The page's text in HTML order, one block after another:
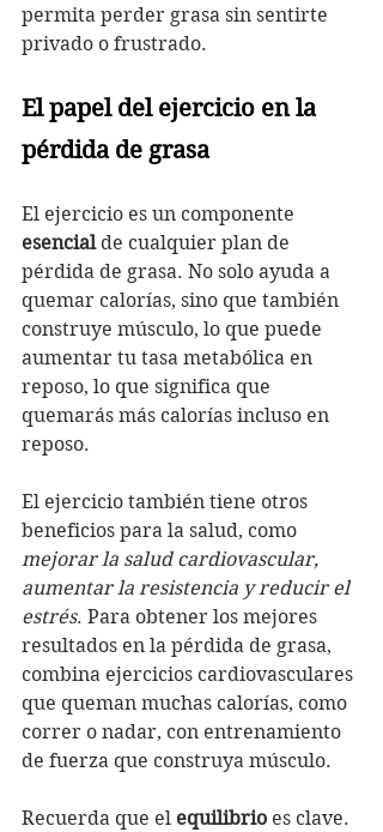
permita perder grasa sin sentirte
privado o frustrado.
El papel del ejercicio en la
pérdida de grasa
El ejercicio es un componente
esencial de cualquier plan de
pérdida de grasa. No solo ayuda a
quemar calorías, sino que también
construye músculo, lo que puede
aumentar tu tasa metabólica en
reposo, lo que significa que
quemarás más calorías incluso en
reposo.
El ejercicio también tiene otros
beneficios para la salud, como
mejorar la salud cardiovascular,
aumentar la resistencia y reducir el
estrés. Para obtener los mejores
resultados en la pérdida de grasa,
combina ejercicios cardiovasculares
que queman muchas calorías, como
correr o nadar, con entrenamiento
de fuerza que construya músculo.
Recuerda que el equilibrio es clave.